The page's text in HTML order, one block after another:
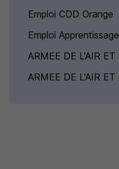
Emploi CDD Orange
Emploi
ARMEE DE L'AIR ET
ARMEE DE L'AIR